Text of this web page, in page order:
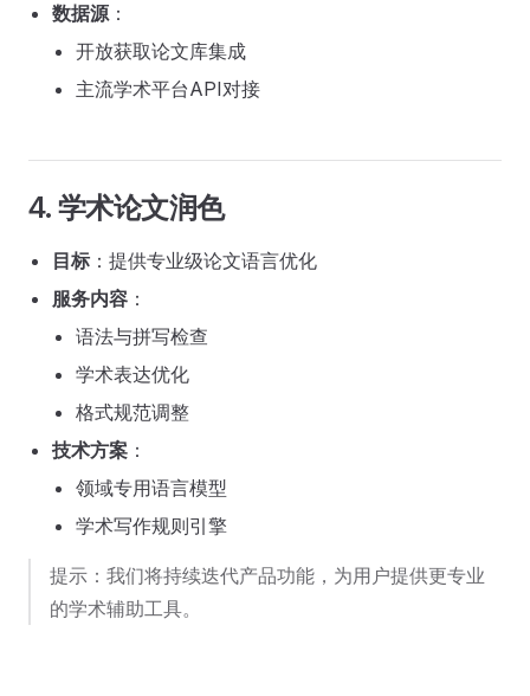
数据源：
开放获取论文库集成
主流学术平台API对接
4. 学术论文润色
目标 ：提供专业级论文语言优化
服务内容 ：
语法与拼写检查
学术表达优化
格式规范调整
技术方案 ：
领域专用语言模型
学术写作规则引擎
提示：我们将持续迭代产品功能，为用户提供更专业
的学术辅助工具。